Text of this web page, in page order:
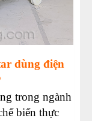
dùng điện
trong ngành
biến thực